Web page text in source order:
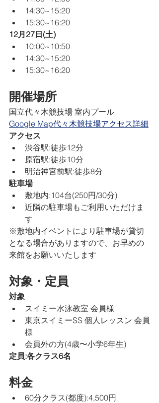
14:30~15:20
15:30~16:20
12月27日(土)
10:00~10:50
14:30~15:20
15:30~16:20
開催場所
国立代々木競技場 室内プール
Google Map代々木競技場アクセス詳細
アクセス
渋谷駅:徒歩12分
原宿駅:徒歩10分
明治神宮前駅:徒歩8分
駐車場
敷地内:104台(250円/30分)
近隣の駐車場もご利用いただけま
す
※敷地内イベントにより駐車場が貸切
となる場合がありますので、お早めの
来館をお願いいたします
対象・定員
対象
スイミー水泳教室 会員様
東京スイミーSS 個人レッスン 会員
様
会員外の方(4歳〜小学6年生)
定員:各クラス6名
料金
60分クラス(都度):4,500円